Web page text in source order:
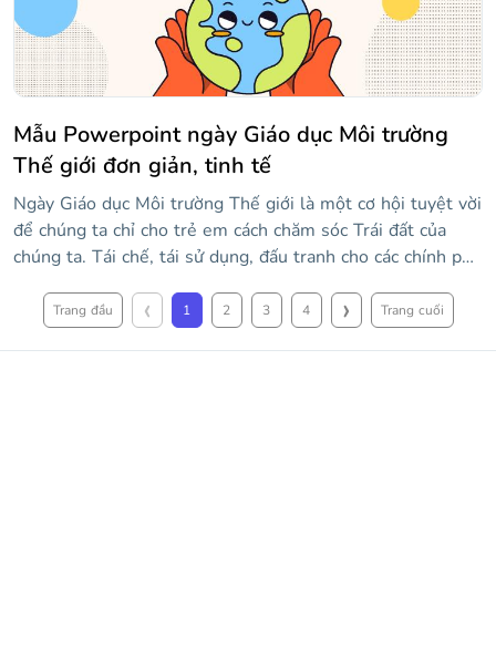
Mẫu Powerpoint ngày Giáo dục Môi trường
Thế giới đơn giản, tinh tế
Ngày Giáo dục Môi trường Thế giới là một cơ hội tuyệt vời
để chúng ta chỉ cho trẻ em cách chăm sóc Trái đất của
chúng ta. Tái chế, tái sử dụng, đấu tranh cho các chính phủ
những gì chúng ta có thể làm để giúp làm chậm sự nóng
Trang đầu ‹ 1 2 3 4 › Trang cuối